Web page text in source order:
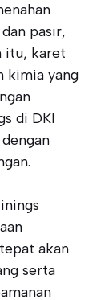
pasir,
itu, karet
kimia yang
di DKI
akan
serta